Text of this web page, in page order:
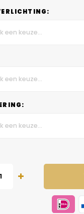
een keuze...
een keuze...
een keuze...